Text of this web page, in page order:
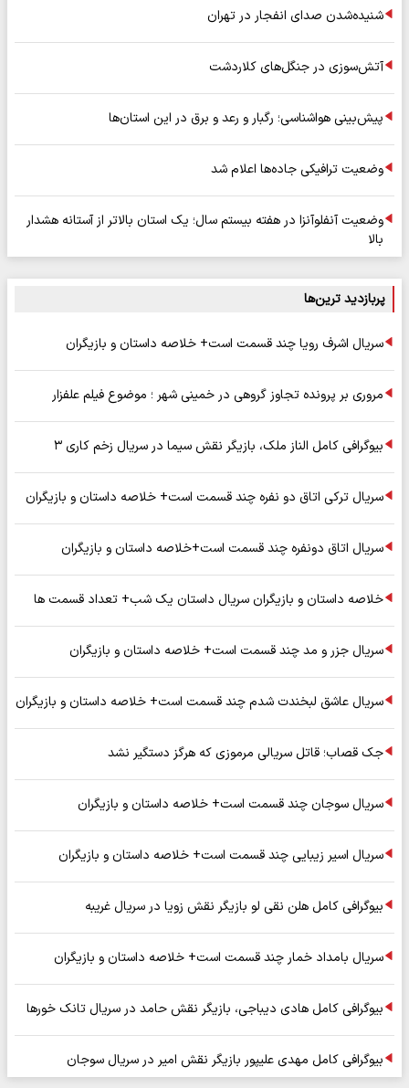
شنیده‌شدن صدای انفجار در تهران
آتش‌سوزی در جنگل‌های کلاردشت
پیش‌بینی هواشناسی؛ رگبار و رعد و برق در این استان‌ها
وضعیت ترافیکی جاده‌ها اعلام شد
وضعیت آنفلوآنزا در هفته بیستم سال؛ یک استان بالاتر از آستانه هشدار
بالا
پربازدید ترین‌ها
سریال اشرف رویا چند قسمت است+ خلاصه داستان و بازیگران
مروری بر پرونده تجاوز گروهی در خمینی شهر ؛ موضوع فیلم علفزار
بیوگرافی کامل الناز ملک، بازیگر نقش سیما در سریال زخم کاری ۳
سریال ترکی اتاق دو نفره چند قسمت است+ خلاصه داستان و بازیگران
سریال اتاق دونفره چند قسمت است+خلاصه داستان و بازیگران
خلاصه داستان و بازیگران سریال داستان یک شب+ تعداد قسمت ها
سریال جزر و مد چند قسمت است+ خلاصه داستان و بازیگران
سریال عاشق لبخندت شدم چند قسمت است+ خلاصه داستان و بازیگران
جک قصاب؛ قاتل سریالی مرموزی که هرگز دستگیر نشد
سریال سوجان چند قسمت است+ خلاصه داستان و بازیگران
سریال اسیر زیبایی چند قسمت است+ خلاصه داستان و بازیگران
بیوگرافی کامل هلن نقی لو بازیگر نقش زویا در سریال غریبه
سریال بامداد خمار چند قسمت است+ خلاصه داستان و بازیگران
بیوگرافی کامل هادی دیباجی، بازیگر نقش حامد در سریال تانک خورها
بیوگرافی کامل مهدی علیپور بازیگر نقش امیر در سریال سوجان